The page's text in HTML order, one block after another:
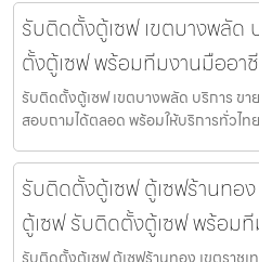
รับติดตั้งตู้เซฟ เขตบางพลัด
ตั้งตู้เซฟ พร้อมทีมงานมืออา
รับติดตั้งตู้เซฟ เขตบางพลัด บริการ ข
สอบถามได้ตลอด พร้อมให้บริการทั่วไ
รับติดตั้งตู้เซฟ ตู้เซฟร้านทอง
ตู้เซฟ รับติดตั้งตู้เซฟ พร้อม